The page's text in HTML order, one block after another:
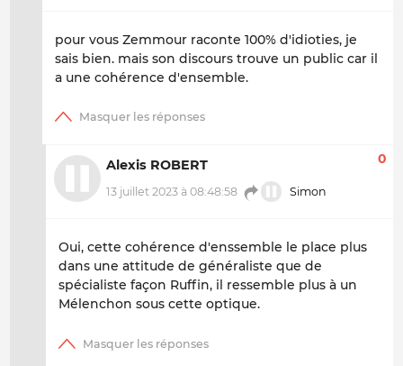
pour vous Zemmour raconte 100% d'idioties, je
sais bien. mais son discours trouve un public car il
a une cohérence d'ensemble.
Alexis ROBERT
13 juillet 2023 à 08:48:58 Simon
0
Oui, cette cohérence d'enssemble le place plus
dans une attitude de généraliste que de
spécialiste façon Ruffin, il ressemble plus à un
Mélenchon sous cette optique.